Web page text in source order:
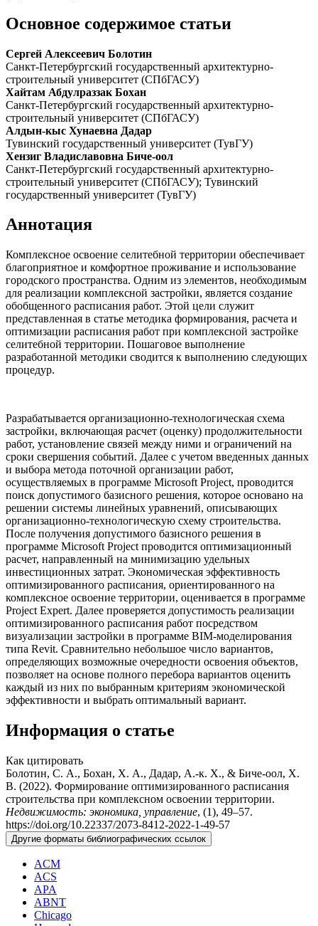
Основное содержимое статьи
Сергей Алексеевич Болотин
Санкт-Петербургский государственный архитектурно-
строительный университет (СПбГАСУ)
Хайтам Абдулраззак Бохан
Санкт-Петербургский государственный архитектурно-
строительный университет (СПбГАСУ)
Алдын-кыс Хунаевна Дадар
Тувинский государственный университет (ТувГУ)
Хензиг Владиславовна Биче-оол
Санкт-Петербургский государственный архитектурно-
строительный университет (СПбГАСУ); Тувинский
государственный университет (ТувГУ)
Аннотация
Комплексное освоение селитебной территории обеспечивает
благоприятное и комфортное проживание и использование
городского пространства. Одним из элементов, необходимым
для реализации комплексной застройки, является создание
обобщенного расписания работ. Этой цели служит
представленная в статье методика формирования, расчета и
оптимизации расписания работ при комплексной застройке
селитебной территории. Пошаговое выполнение
разработанной методики сводится к выполнению следующих
процедур.
Разрабатывается организационно-технологическая схема
застройки, включающая расчет (оценку) продолжительности
работ, установление связей между ними и ограничений на
сроки свершения событий. Далее с учетом введенных данных
и выбора метода поточной организации работ,
осуществляемых в программе Microsoft Project, проводится
поиск допустимого базисного решения, которое основано на
решении системы линейных уравнений, описывающих
организационно-технологическую схему строительства.
После получения допустимого базисного решения в
программе Microsoft Project проводится оптимизационный
расчет, направленный на минимизацию удельных
инвестиционных затрат. Экономическая эффективность
оптимизированного расписания, ориентированного на
комплексное освоение территории, оценивается в программе
Project Expert. Далее проверяется допустимость реализации
оптимизированного расписания работ посредством
визуализации застройки в программе BIM-моделирования
типа Revit. Сравнительно небольшое число вариантов,
определяющих возможные очередности освоения объектов,
позволяет на основе полного перебора вариантов оценить
каждый из них по выбранным критериям экономической
эффективности и выбрать оптимальный вариант.
Информация о статье
Как цитировать
Болотин, С. А., Бохан, Х. А., Дадар, А.-к. Х., & Биче-оол, Х.
В. (2022). Формирование оптимизированного расписания
строительства при комплексном освоении территории.
Недвижимость: экономика, управление, (1), 49–57.
https://doi.org/10.22337/2073-8412-2022-1-49-57
Другие форматы библиографических ссылок
ACM
ACS
APA
ABNT
Chicago